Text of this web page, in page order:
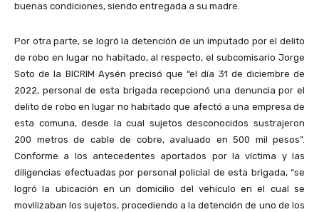
d
A
u
d
i
o
buenas condiciones, siendo entregada a su madre.
Por otra parte, se logró la detención de un imputado por el delito
de robo en lugar no habitado, al respecto, el subcomisario Jorge
Soto de la BICRIM Aysén precisó que “el día 31 de diciembre de
2022, personal de esta brigada recepcionó una denuncia por el
delito de robo en lugar no habitado que afectó a una empresa de
esta comuna, desde la cual sujetos desconocidos sustrajeron
200 metros de cable de cobre, avaluado en 500 mil pesos”.
Conforme a los antecedentes aportados por la víctima y las
diligencias efectuadas por personal policial de esta brigada, “se
logró la ubicación en un domicilio del vehículo en el cual se
movilizaban los sujetos, procediendo a la detención de uno de los